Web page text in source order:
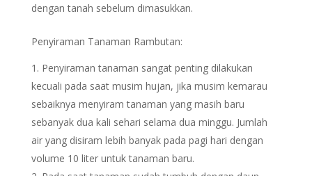
dengan tanah sebelum dimasukkan.
Penyiraman Tanaman Rambutan:
Penyiraman tanaman sangat penting dilakukan
kecuali pada saat musim hujan, jika musim kemarau
sebaiknya menyiram tanaman yang masih baru
sebanyak dua kali sehari selama dua minggu. Jumlah
air yang disiram lebih banyak pada pagi hari dengan
volume 10 liter untuk tanaman baru.